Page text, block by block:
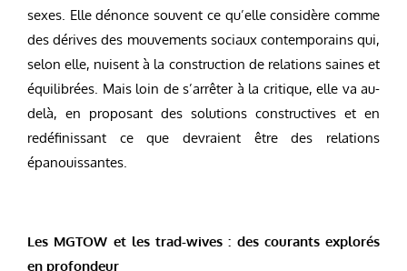
sexes. Elle dénonce souvent ce qu’elle considère comme
des dérives des mouvements sociaux contemporains qui,
selon elle, nuisent à la construction de relations saines et
équilibrées. Mais loin de s’arrêter à la critique, elle va au-
delà, en proposant des solutions constructives et en
redéfinissant ce que devraient être des relations
épanouissantes.
Les MGTOW et les trad-wives : des courants explorés
en profondeur